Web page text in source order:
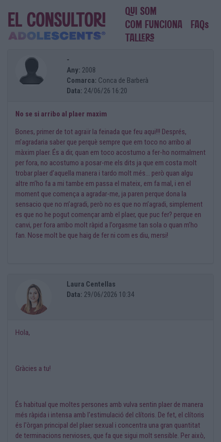
-
Any: 2008
Comarca: Conca de Barberà
Data: 24/06/26 16:20
No se si arribo al plaer maxim
Bones, primer de tot agraïr la feinada que feu aqui!!! Després,
m’agradaria saber que perquè sempre que em toco no arribo al
màxim plaer. És a dir, quan em toco acostumo a fer-ho normalment
per fora, no acostumo a posar-me els dits ja que em costa molt
trobar plaer d’aquella manera i tardo molt més… però quan algu
altre m’ho fa a mi tambe em passa el mateix, em fa mal, i en el
moment que comença a agradar-me, ja paren perque dona la
sensacio que no m’agradi, però no es que no m’agradi, simplement
es que no he pogut començar amb el plaer, que puc fer? perque en
canvi, per fora arribo molt ràpid a l’orgasme tan sola o quan m’ho
fan. Nose molt be que haig de fer ni com es diu, mersi!
Laura Centellas
Data: 29/06/2026 10:34
Hola,
Gràcies a tu!
És habitual que moltes persones amb vulva sentin plaer de manera
més ràpida i intensa amb l'estimulació del clítoris. De fet, el clítoris
és l'òrgan principal del plaer sexual i concentra una gran quantitat
de terminacions nervioses, que fa que sigui molt sensible. Per això,